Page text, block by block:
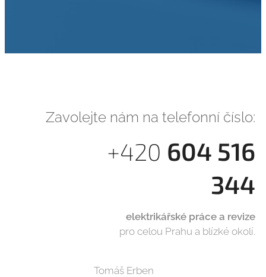
Zavolejte nám na telefonní číslo:
+420 604 516
344
elektrikářské práce a revize
pro celou Prahu a blízké okolí.
Tomáš Erben